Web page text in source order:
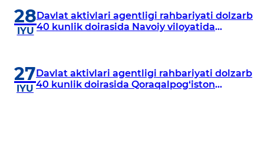
28
IYU
Davlat aktivlari agentligi rahbariyati dolzarb
40 kunlik doirasida Navoiy viloyatida
27
IYU
Davlat aktivlari agentligi rahbariyati dolzarb
40 kunlik doirasida Qoraqalpog‘iston